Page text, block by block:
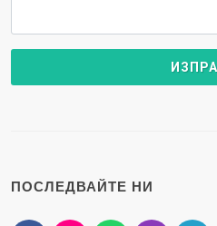
ПОСЛЕДВАЙТЕ НИ